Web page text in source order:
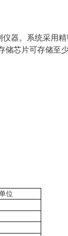
器。系统采用精
储芯片可存储至
位